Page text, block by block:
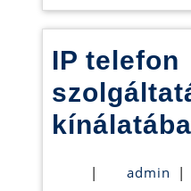
IP telefon
| admin |